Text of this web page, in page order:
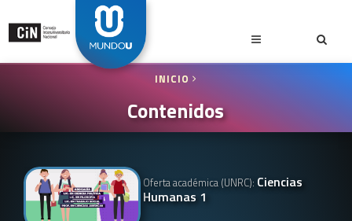
INICIO
Contenidos
Oferta académica (UNRC): Ciencias
Humanas 1